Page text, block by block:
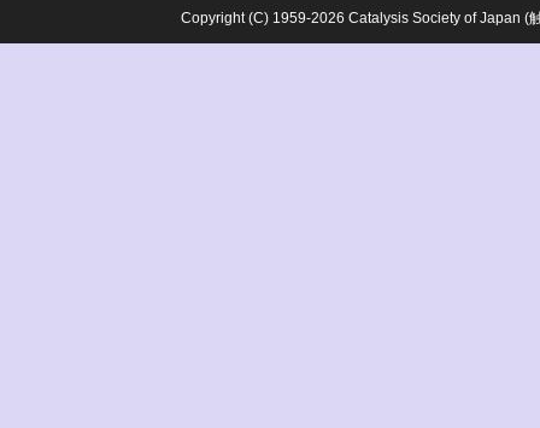
Copyright (C) 1959-2026 Catalysis Society of Japan (